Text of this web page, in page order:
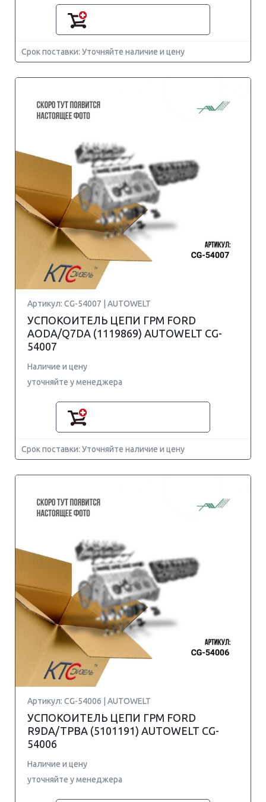
Срок поставки: Уточняйте наличие и цену
Артикул: CG-54007 | AUTOWELT
УСПОКОИТЕЛЬ ЦЕПИ ГРМ FORD
AODA/Q7DA (1119869) AUTOWELT CG-
54007
Наличие и цену
уточняйте у менеджера
Срок поставки: Уточняйте наличие и цену
Артикул: CG-54006 | AUTOWELT
УСПОКОИТЕЛЬ ЦЕПИ ГРМ FORD
R9DA/TPBA (5101191) AUTOWELT CG-
54006
Наличие и цену
уточняйте у менеджера